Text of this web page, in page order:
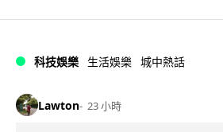
科技娛樂 生活娛樂 城中熱話
Lawton 23 小時